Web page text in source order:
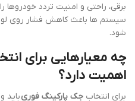
برقی، راحتی و امنیت تردد
سیستم ها باعث کاهش فشار روی
شود.
چه معیارهایی برای
اهمیت دارد؟
برای انتخاب جک پارکینگ فوریباید